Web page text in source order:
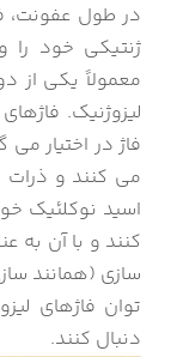
در طول عفونت،
ژنتیکی خود
معمولاً یکی از
لیزوژنیک.
فاژ در اختیار
می کنند و ذرات
اسید نوکلئیک
کنند و با آن به
سازی (همانند
توان فاژهای
دنبال کنند.